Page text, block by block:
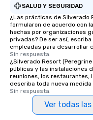
SALUD Y SEGURIDAD
¿Las prácticas de Silverado
formularon de acuerdo con
hechas por organizaciones
privadas? De ser así,
empleadas para desarrollar
Sin respuesta.
¿Silverado Resort
públicas y las instalaciones
reuniones, los restaurantes,
describa toda nueva medida
Sin respuesta.
Ver todas